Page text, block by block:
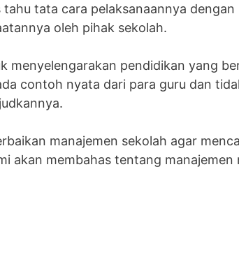
tata cara pelaksanaannya dengan
oleh pihak sekolah.
menyelengarakan pendidikan yang
contoh nyata dari para guru dan
manajemen sekolah agar
akan membahas tentang manajemen